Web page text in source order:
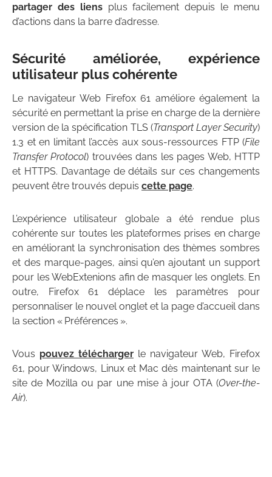
partager des liensplus facilement depuis le menu
d’actions dans la barre d’adresse.
Sécurité améliorée, expérience
utilisateur plus cohérente
Le navigateur Web Firefox 61 améliore également la
sécurité en permettant la prise en charge de la dernière
version de la spécification TLS (Transport Layer Security)
1.3 et en limitant l’accès aux sous-ressources FTP (File
Transfer Protocol) trouvées dans les pages Web, HTTP
et HTTPS. Davantage de détails sur ces changements
peuvent être trouvés depuis cette page.
L’expérience utilisateur globale a été rendue plus
cohérente sur toutes les plateformes prises en charge
en améliorant la synchronisation des thèmes sombres
et des marque-pages, ainsi qu’en ajoutant un support
pour les WebExtenions afin de masquer les onglets. En
outre, Firefox 61 déplace les paramètres pour
personnaliser le nouvel onglet et la page d’accueil dans
la section « Préférences ».
Vous pouvez télécharger le navigateur Web, Firefox
61, pour Windows, Linux et Mac dès maintenant sur le
site de Mozilla ou par une mise à jour OTA (Over-the-
Air).